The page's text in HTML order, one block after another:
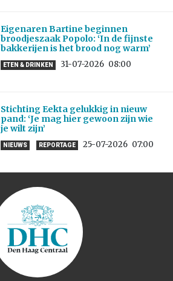
Eigenaren Bartine beginnen
broodjeszaak Popolo: ‘In de fijnste
bakkerijen is het brood nog warm’
ETEN & DRINKEN 31-07-2026 08:00
Stichting Eekta gelukkig in nieuw
pand: ‘Je mag hier gewoon zijn wie
je wilt zijn’
NIEUWS REPORTAGE 25-07-2026 07:00